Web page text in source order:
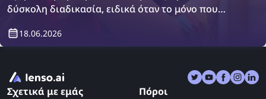
δύσκολη διαδικασία, ειδικά όταν το μόνο που
υπάρχει μια λύση: οι μηχανές αναζήτησης με
αντίστροφη εικόνα.
18.06.2026
Σχετικά με εμάς
Πόροι